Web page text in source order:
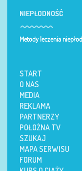
NIEPŁODNOŚĆ
Metody leczenia
START
O NAS
MEDIA
REKLAMA
PARTNERZY
POŁOŻNA TV
SZUKAJ
MAPA SERWISU
FORUM